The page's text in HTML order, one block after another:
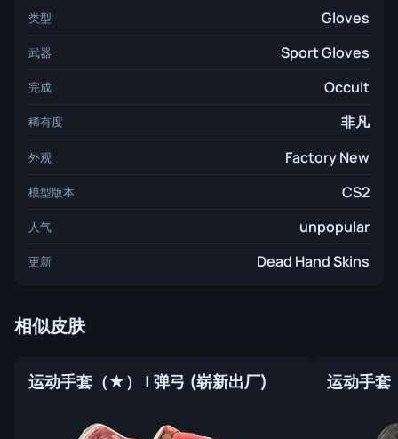
类型 Gloves
武器 Sport Gloves
完成 Occult
稀有度 非凡
外观 Factory New
模型版本 CS2
人气 unpopular
更新 Dead Hand Skins
相似皮肤
运动手套（★） | 弹弓 (崭新出厂) 运动手